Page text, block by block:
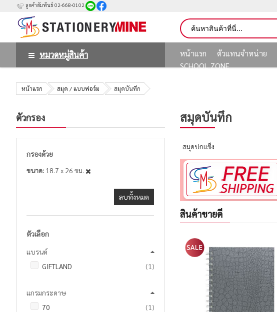
ลูกค้าสัมพันธ์ 02-668-0102
หมวดหมู่สินค้า หน้าแรก ตัวแทนจำหน่าย
SCHOOL ZONE
หน้าแรก สมุด / แบบฟอร์ม สมุดบันทึก
สมุดบันทึก
สมุดปกแข็ง
สินค้าขายดี
ตัวกรอง
กรองด้วย
ขนาด 18.7 x 26 ซม.
ลบทั้งหมด
ตัวเลือก
แบรนด์
GIFTLAND
1 ชิ้น
แกรมกระดาษ
70
1 ชิ้น